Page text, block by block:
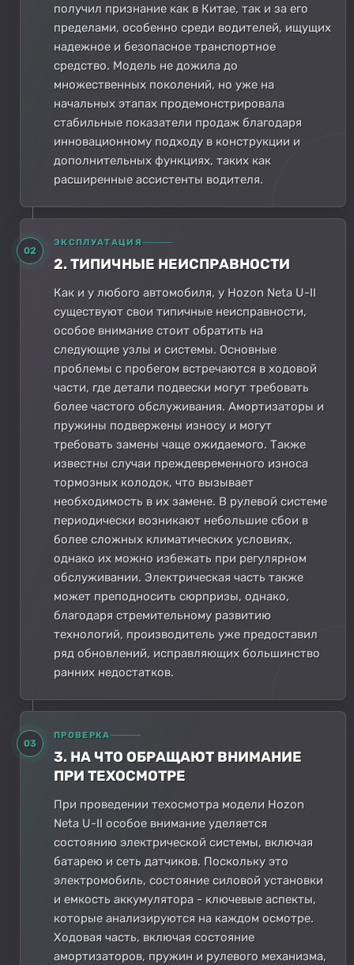
получил признание как в Китае, так и за его
пределами, особенно среди водителей, ищущих
надежное и безопасное транспортное
средство. Модель не дожила до
множественных поколений, но уже на
начальных этапах продемонстрировала
стабильные показатели продаж благодаря
инновационному подходу в конструкции и
дополнительных функциях, таких как
расширенные ассистенты водителя.
02
ЭКСПЛУАТАЦИЯ
2. ТИПИЧНЫЕ НЕИСПРАВНОСТИ
Как и у любого автомобиля, у Hozon Neta U-II
существуют свои типичные неисправности,
особое внимание стоит обратить на
следующие узлы и системы. Основные
проблемы с пробегом встречаются в ходовой
части, где детали подвески могут требовать
более частого обслуживания. Амортизаторы и
пружины подвержены износу и могут
требовать замены чаще ожидаемого. Также
известны случаи преждевременного износа
тормозных колодок, что вызывает
необходимость в их замене. В рулевой системе
периодически возникают небольшие сбои в
более сложных климатических условиях,
однако их можно избежать при регулярном
обслуживании. Электрическая часть также
может преподносить сюрпризы, однако,
благодаря стремительному развитию
технологий, производитель уже предоставил
ряд обновлений, исправляющих большинство
ранних недостатков.
03
ПРОВЕРКА
3. НА ЧТО ОБРАЩАЮТ ВНИМАНИЕ
ПРИ ТЕХОСМОТРЕ
При проведении техосмотра модели Hozon
Neta U-II особое внимание уделяется
состоянию электрической системы, включая
батарею и сеть датчиков. Поскольку это
электромобиль, состояние силовой установки
и емкость аккумулятора - ключевые аспекты,
которые анализируются на каждом осмотре.
Ходовая часть, включая состояние
амортизаторов, пружин и рулевого механизма,